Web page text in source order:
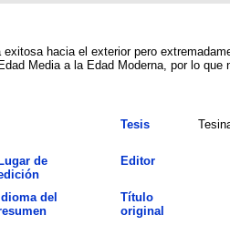
el exterior pero extremadamente
Media a la Edad Moderna, por lo
Tesis
Lugar de
Editor
Idioma del
Título
original